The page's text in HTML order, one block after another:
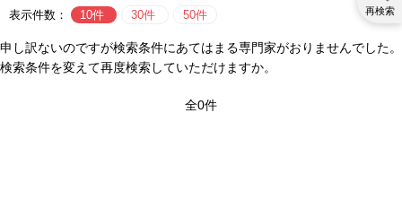
表示件数：
10件 30件 50件 再検索
申し訳ないのですが検索条件にあてはまる専門家がおりませんでした。
検索条件を変えて再度検索していただけますか。
全0件